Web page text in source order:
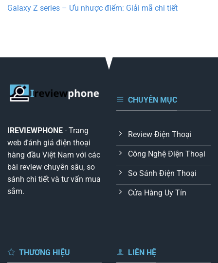
Galaxy Z series – Ưu nhược điểm: Giải mã chi tiết
IREVIEWPHONE - Trang
web đánh giá điện thoại
hàng đầu Việt Nam với các
bài review chuyên sâu, so
sánh chi tiết và tư vấn mua
sắm.
CHUYÊN MỤC
Review Điện Thoại
Công Nghệ Điện Thoại
So Sánh Điện Thoại
Cửa Hàng Uy Tín
THƯƠNG HIỆU LIÊN HỆ